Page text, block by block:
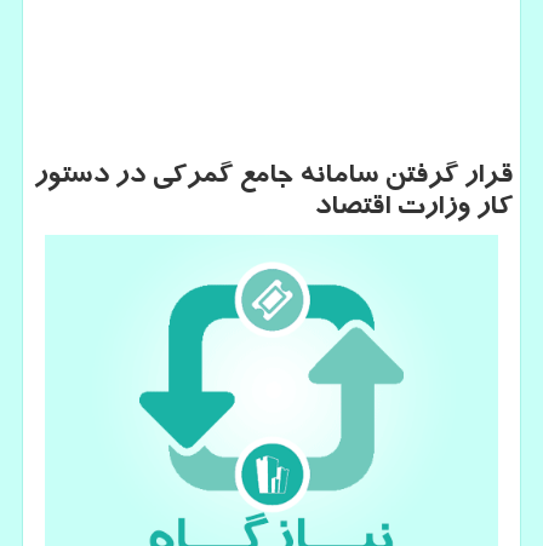
قرار گرفتن سامانه جامع گمركی در دستور
كار وزارت اقتصاد